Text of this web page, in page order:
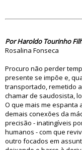
Por Haroldo Tourinho
Rosalina Fonseca
Procuro não perder
presente se impõe e,
transportado, remetido
chamar de saudosista,
O que mais me espanta
demais conexões da
precisão - inatingíveis
humanos - com que
outro focados em